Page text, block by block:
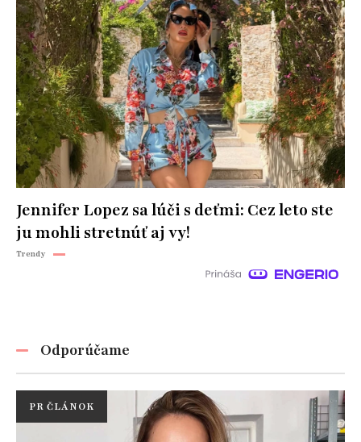
Jennifer Lopez sa lúči s deťmi: Cez leto ste
ju mohli stretnúť aj vy!
Trendy
Odporúčame
PR ČLÁNOK